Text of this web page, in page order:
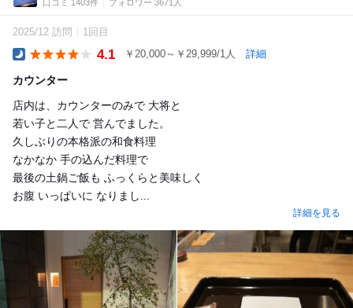
口コミ 1403件 フォロワー 3671人
2025/12 訪問 1回目
4.1 ￥20,000～￥29,999/1人 詳細
カウンター
店内は、カウンターのみで 大将と
若い子と二人で 営んでました。
久しぶりの本格派の和食料理
なかなか 手の込んだ料理で
最後の土鍋ご飯も ふっくらと美味しく
お腹 いっぱいに なりまし...
詳細を見る